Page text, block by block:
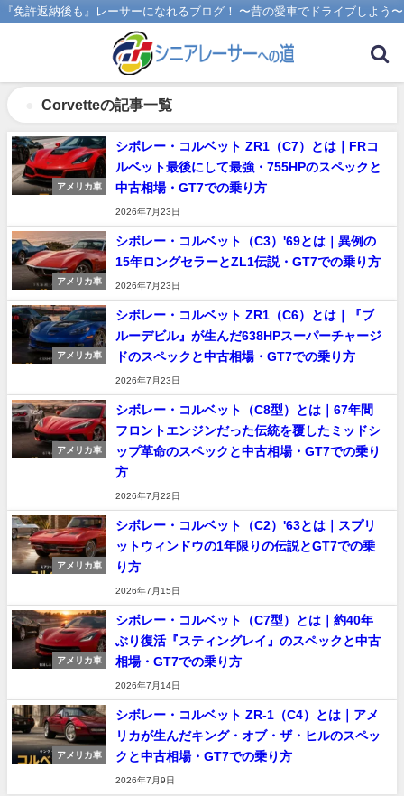
『免許返納後も』レーサーになれるブログ！ 〜昔の愛車でドライブしよう〜
Corvetteの記事一覧
アメリカ車
シボレー・コルベット ZR1（C7）とは｜FRコ
ルベット最後にして最強・755HPのスペックと
中古相場・GT7での乗り方
2026年7月23日
アメリカ車
シボレー・コルベット（C3）'69とは｜異例の
15年ロングセラーとZL1伝説・GT7での乗り方
2026年7月23日
アメリカ車
シボレー・コルベット ZR1（C6）とは｜『ブ
ルーデビル』が生んだ638HPスーパーチャージ
ドのスペックと中古相場・GT7での乗り方
2026年7月23日
アメリカ車
シボレー・コルベット（C8型）とは｜67年間
フロントエンジンだった伝統を覆したミッドシ
ップ革命のスペックと中古相場・GT7での乗り
方
2026年7月22日
アメリカ車
シボレー・コルベット（C2）'63とは｜スプリ
ットウィンドウの1年限りの伝説とGT7での乗
り方
2026年7月15日
アメリカ車
シボレー・コルベット（C7型）とは｜約40年
ぶり復活『スティングレイ』のスペックと中古
相場・GT7での乗り方
2026年7月14日
アメリカ車
シボレー・コルベット ZR-1（C4）とは｜アメ
リカが生んだキング・オブ・ザ・ヒルのスペッ
クと中古相場・GT7での乗り方
2026年7月9日